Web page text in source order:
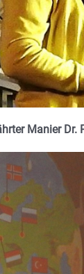
Manier Dr.